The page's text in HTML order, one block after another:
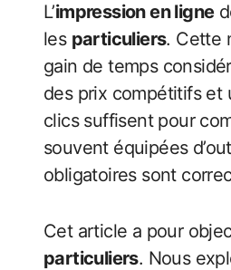
L’impression en ligne
les particuliers. Cette
gain de temps
des prix compétitifs et
clics suffisent pour
souvent équipées
obligatoires sont
Cet article a pour
particuliers. Nous